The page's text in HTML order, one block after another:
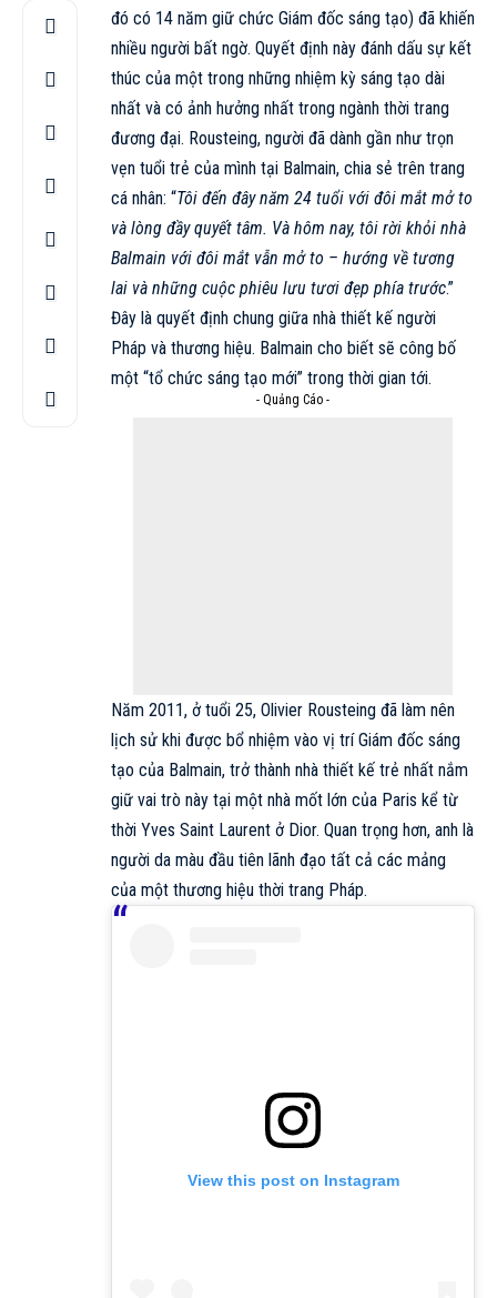
đó có 14 năm giữ chức Giám đốc sáng tạo) đã khiến
nhiều người bất ngờ. Quyết định này đánh dấu sự kết
thúc của một trong những nhiệm kỳ sáng tạo dài
nhất và có ảnh hưởng nhất trong ngành thời trang
đương đại. Rousteing, người đã dành gần như trọn
vẹn tuổi trẻ của mình tại Balmain, chia sẻ trên trang
cá nhân: “Tôi đến đây năm 24 tuổi với đôi mắt mở to
và lòng đầy quyết tâm. Và hôm nay, tôi rời khỏi nhà
Balmain với đôi mắt vẫn mở to – hướng về tương
lai và những cuộc phiêu lưu tươi đẹp phía trước.”
Đây là quyết định chung giữa nhà thiết kế người
Pháp và thương hiệu. Balmain cho biết sẽ công bố
một “tổ chức sáng tạo mới” trong thời gian tới.​​
- Quảng Cáo -
Năm 2011, ở tuổi 25, Olivier Rousteing đã làm nên
lịch sử khi được bổ nhiệm vào vị trí Giám đốc sáng
tạo của Balmain, trở thành nhà thiết kế trẻ nhất nắm
giữ vai trò này tại một nhà mốt lớn của Paris kể từ
thời Yves Saint Laurent ở Dior. Quan trọng hơn, anh là
người da màu đầu tiên lãnh đạo tất cả các mảng
của một thương hiệu thời trang Pháp.
View this post on Instagram